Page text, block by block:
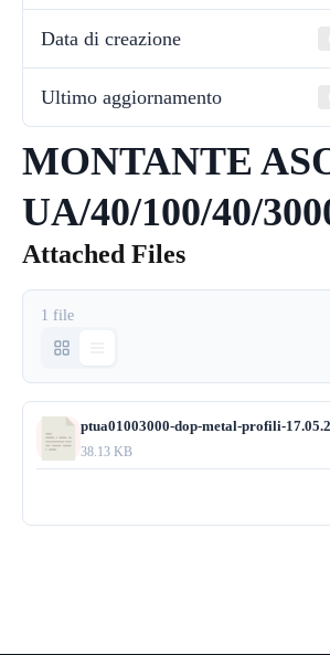
Data di creazione
Ultimo aggiornamento
MONTANTE
UA/40/100/40/
Attached Files
1 file
ptua01003000-dop-metal-profili-
38.13 KB